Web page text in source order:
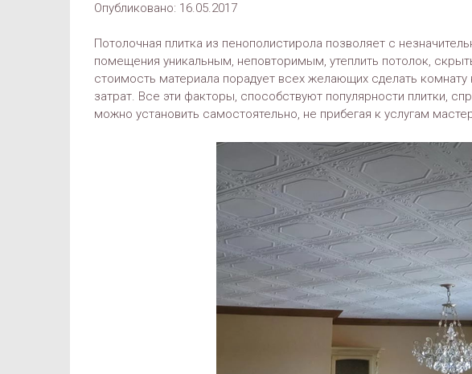
Опубликовано: 16.05.2017
Потолочная плитка из пенополистирола позволяет с
помещения уникальным, неповторимым, утеплить потолок,
стоимость материала порадует всех желающих сделать
затрат. Все эти факторы, способствуют популярности плитки,
можно установить самостоятельно, не прибегая к услугам